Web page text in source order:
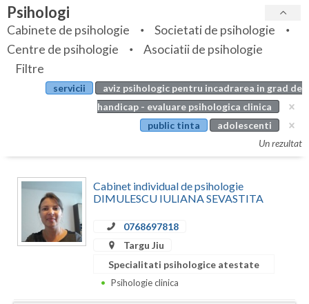
Bihor
Bistrita-Nasaud
Botosani
Bucuresti
Calarasi
Caras-Severin
Specialitati
Servicii
Articole
Evenimente
Psihologi
Cabinete de psihologie
Societati de psihologie
Centre de psihologie
Asociatii de psihologie
Filtre
servicii
aviz psihologic pentru incadrarea in grad de
handicap - evaluare psihologica clinica
public tinta
adolescenti
Un rezultat
Cabinet individual de psihologie
DIMULESCU IULIANA SEVASTITA
0768697818
Targu Jiu
Specialitati psihologice atestate
Psihologie clinica